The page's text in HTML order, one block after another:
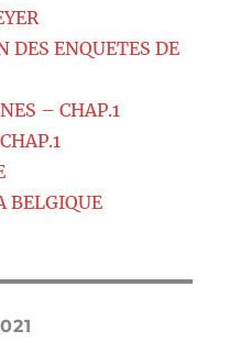
DES ENQUETES DE
– CHAP.1
BELGIQUE